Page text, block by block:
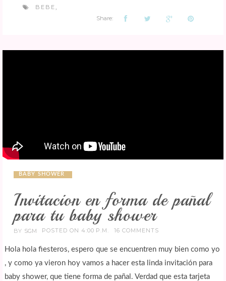
BEBE
Share:
BABY SHOWER
Invitacion en forma de pañal
para tu baby shower
BY SGM POSTED ON 4:00 P.M. 16 COMMENTS
Hola hola fiesteros, espero que se encuentren muy bien como yo
, y como ya vieron hoy vamos a hacer esta linda invitación para
baby shower, que tiene forma de pañal. Verdad que esta tarjeta